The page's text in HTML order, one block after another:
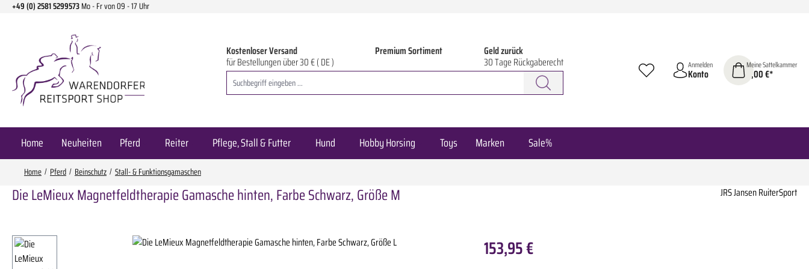
Hauptinhalt springen
Zur Suche springen
Zur Hauptnavigation springen
+49 (0) 2581 5299573Mo - Fr von 09 - 17 Uhr
Kostenloser Versand
für Bestellungen über 30 € ( DE )
Premium Sortiment Geld zurück
30 Tage Rückgaberecht Anmelden
Konto
Meine Sattelkammer
0,00 €*
Home Neuheiten Pferd Reiter Pflege, Stall & Futter Hund Hobby Horsing Toys Marken Sale%
Home Pferd Beinschutz Stall- & Funktionsgamaschen
Die LeMieux Magnetfeldtherapie Gamasche hinten, Farbe Schwarz, Größe M JRS Jansen RuiterSport
Bildergalerie überspringen 153,95 €